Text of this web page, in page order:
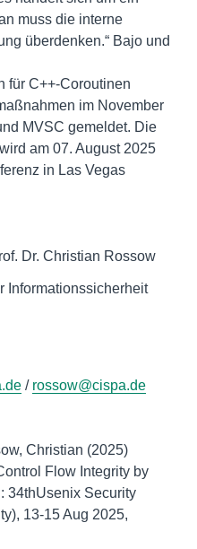
muss die interne
überdenken.“ Bajo und
für C++-Coroutinen
im November
MVSC gemeldet. Die
am 07. August 2025
in Las Vegas
Dr. Christian Rossow
Informationssicherheit
/ rossow@cispa.de
Christian (2025)
Flow Integrity by
34thUsenix Security
13-15 Aug 2025,